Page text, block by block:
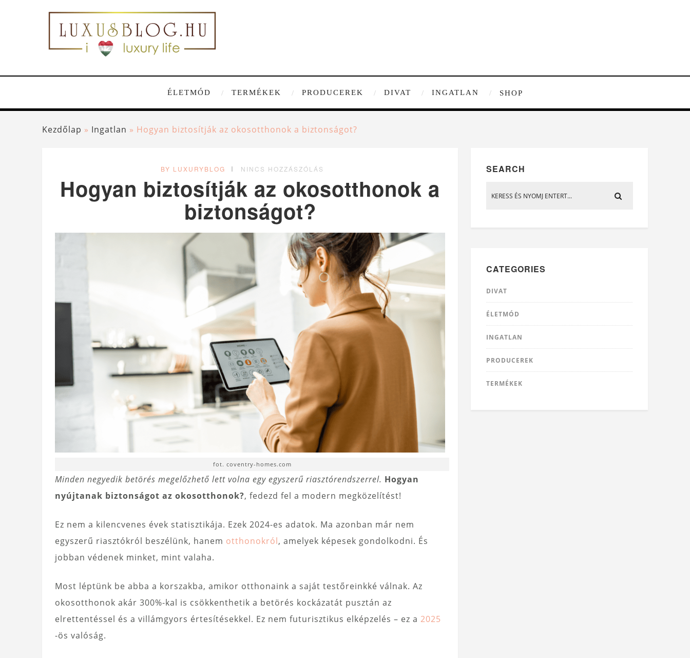
ÉLETMÓD TERMÉKEK PRODUCEREK DIVAT INGATLAN SHOP
Kezdőlap » Ingatlan » Hogyan biztosítják az okosotthonok a biztonságot?
BY LUXURYBLOG NINCS HOZZÁSZÓLÁS
Hogyan biztosítják az okosotthonok a
biztonságot?
fot. coventry-homes.com
Minden negyedik betörés megelőzhető lett volna egy egyszerű riasztórendszerrel. Hogyan
nyújtanak biztonságot az okosotthonok?, fedezd fel a modern megközelítést!
Ez nem a kilencvenes évek statisztikája. Ezek 2024-es adatok. Ma azonban már nem
egyszerű riasztókról beszélünk, hanem otthonokról, amelyek képesek gondolkodni. És
jobban védenek minket, mint valaha.
Most léptünk be abba a korszakba, amikor otthonaink a saját testőreinkké válnak. Az
okosotthonok akár 300%-kal is csökkenthetik a betörés kockázatát pusztán az
elrettentéssel és a villámgyors értesítésekkel. Ez nem futurisztikus elképzelés – ez a 2025
-ös valóság.
SEARCH
CATEGORIES
DIVAT
ÉLETMÓD
INGATLAN
PRODUCEREK
TERMÉKEK